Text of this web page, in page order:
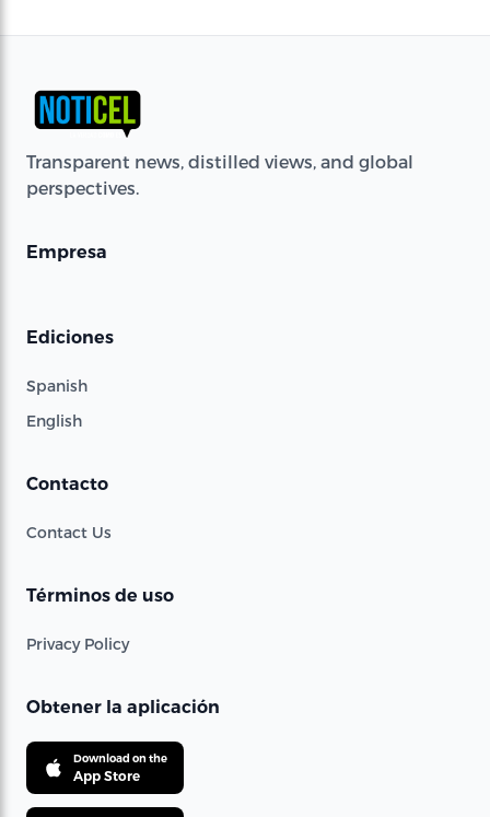
Transparent news, distilled views, and global
perspectives.
Empresa
Ediciones
Spanish
English
Contacto
Contact Us
Términos de uso
Privacy Policy
Obtener la aplicación
Download on the
App Store